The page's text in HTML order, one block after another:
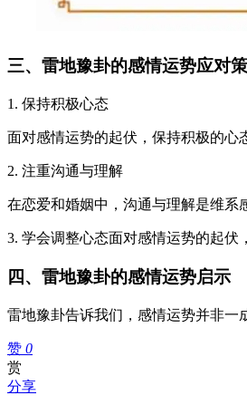
三、雷地豫卦的感情运势应对
1. 保持积极心态
面对感情运势的起伏，保持积极的心
2. 注重沟通与理解
在恋爱和婚姻中，沟通与理解是维系
3. 学会调整心态面对感情运势的起
四、雷地豫卦的感情运势启示
雷地豫卦告诉我们，感情运势并非一
赞 0
赏
分享